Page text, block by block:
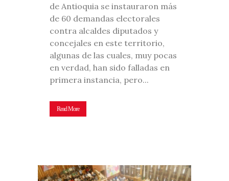
de Antioquia se instauraron más
de 60 demandas electorales
contra alcaldes diputados y
concejales en este territorio,
algunas de las cuales, muy pocas
en verdad, han sido falladas en
primera instancia, pero...
Read More